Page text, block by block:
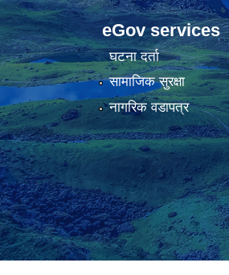
eGov services
घटना दर्ता
सामाजिक सुरक्षा
नागरिक वडापत्र